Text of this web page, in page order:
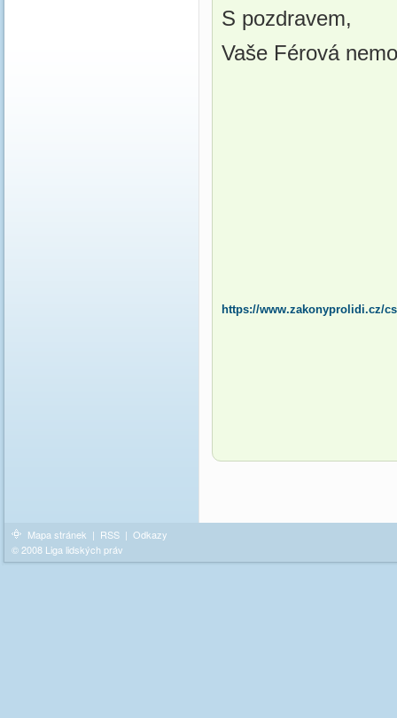
S pozdravem,
Vaše Férová
https://www.zakonyprolidi.cz/
Mapa stránek | RSS | Odkazy
© 2008 Liga lidských práv